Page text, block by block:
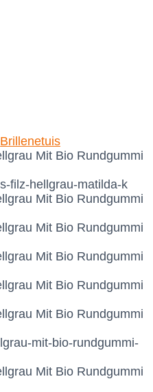
Brillenetuis